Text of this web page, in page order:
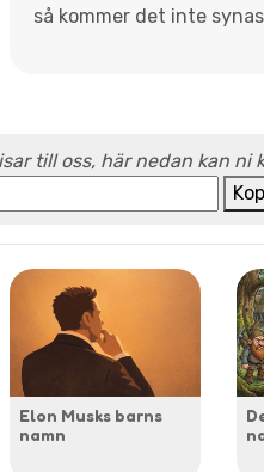
så kommer det inte
till oss, här nedan kan ni
Elon Musks barns
namn